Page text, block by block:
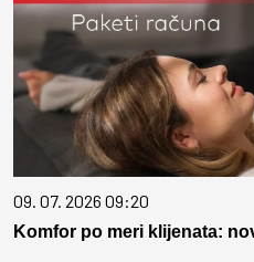
09. 07. 2026 09:20
Komfor po meri klijenata: